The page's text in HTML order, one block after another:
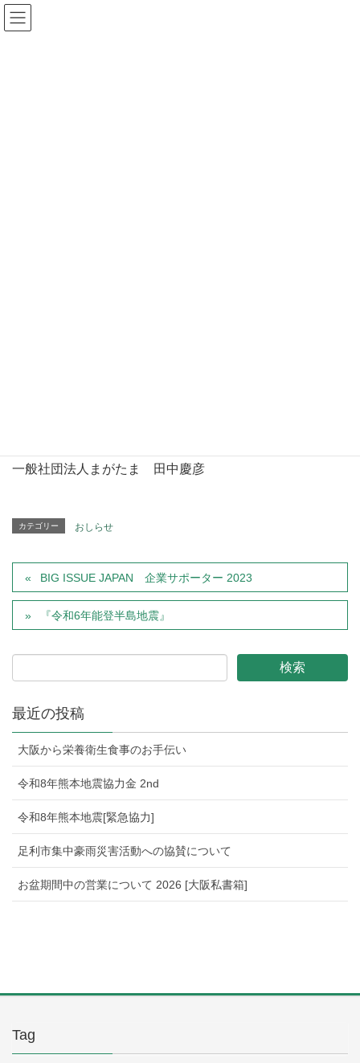
Warning
一般社団法人まがたま 田中慶彦
カテゴリー おしらせ
BIG ISSUE JAPAN 企業サポーター 2023
『令和6年能登半島地震』
最近の投稿
大阪から栄養衛生食事のお手伝い
令和8年熊本地震協力金 2nd
令和8年熊本地震[緊急協力]
足利市集中豪雨災害活動への協賛について
お盆期間中の営業について 2026 [大阪私書箱]
Tag